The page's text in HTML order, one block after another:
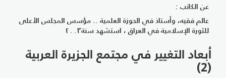
عن الكاتب :
عالم فقيه، وأستاذ في الحوزة العلمية .. مؤسس المجلس الأعلى
للثورة الإسلامية في العراق ، استشهد سنة٢٠٠٣
أبعاد التغيير في مجتمع الجزيرة العربية
(2)